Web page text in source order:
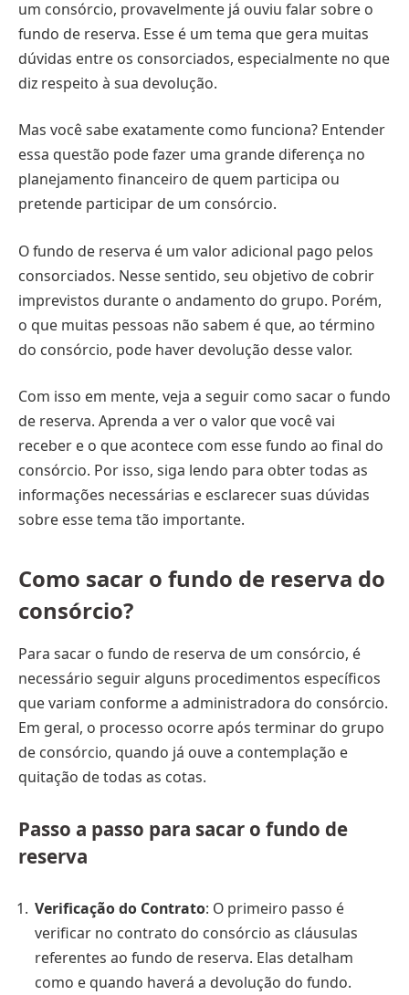
um consórcio, provavelmente já ouviu falar sobre o
fundo de reserva. Esse é um tema que gera muitas
dúvidas entre os consorciados, especialmente no que
diz respeito à sua devolução.
Mas você sabe exatamente como funciona? Entender
essa questão pode fazer uma grande diferença no
planejamento financeiro de quem participa ou
pretende participar de um consórcio.
O fundo de reserva é um valor adicional pago pelos
consorciados. Nesse sentido, seu objetivo de cobrir
imprevistos durante o andamento do grupo. Porém,
o que muitas pessoas não sabem é que, ao término
do consórcio, pode haver devolução desse valor.
Com isso em mente, veja a seguir como sacar o fundo
de reserva. Aprenda a ver o valor que você vai
receber e o que acontece com esse fundo ao final do
consórcio. Por isso, siga lendo para obter todas as
informações necessárias e esclarecer suas dúvidas
sobre esse tema tão importante.
Como sacar o fundo de reserva do
consórcio?
Para sacar o fundo de reserva de um consórcio, é
necessário seguir alguns procedimentos específicos
que variam conforme a administradora do consórcio.
Em geral, o processo ocorre após terminar do grupo
de consórcio, quando já ouve a contemplação e
quitação de todas as cotas.
Passo a passo para sacar o fundo de
reserva
Verificação do Contrato: O primeiro passo é
verificar no contrato do consórcio as cláusulas
referentes ao fundo de reserva. Elas detalham
como e quando haverá a devolução do fundo.